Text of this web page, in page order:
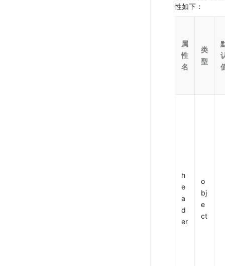
性如下：
属
性
名
类
型
h
e
a
d
er
o
bj
e
ct